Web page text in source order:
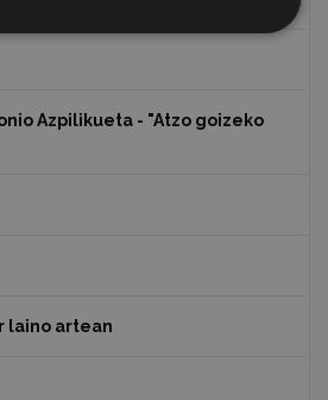
Azpilikueta - "Atzo goizeko
laino artean